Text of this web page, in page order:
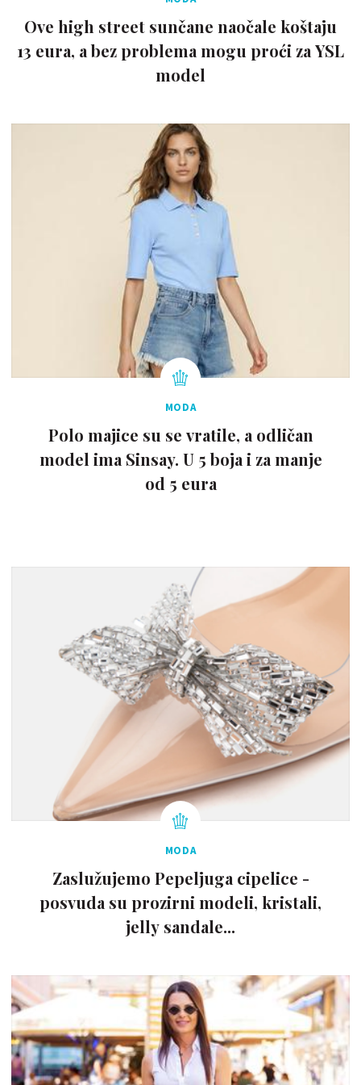
Ove high street sunčane naočale koštaju
13 eura, a bez problema mogu proći za YSL
model
MODA
Polo majice su se vratile, a odličan
model ima Sinsay. U 5 boja i za manje
od 5 eura
MODA
Zaslužujemo Pepeljuga cipelice -
posvuda su prozirni modeli, kristali,
jelly sandale...